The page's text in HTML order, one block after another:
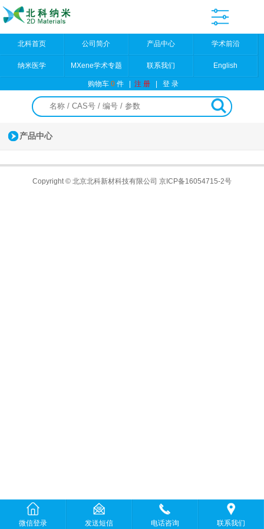
北科首页 公司简介 产品中心 学术前沿
纳米医学 MXene学术专题 联系我们 English
购物车0件 |注 册 |登 录
产品中心
Copyright © 北京北科新材科技有限公司 京ICP备16054715-2号
微信登录 发送短信 电话咨询 联系我们